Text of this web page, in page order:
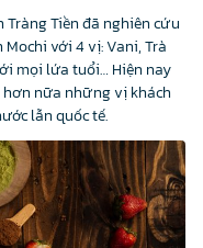
Tiền đã nghiên cứu
với 4 vị: Vani, Trà
mọi lứa tuổi… Hiện nay
hơn nữa những vị khách
lẫn quốc tế.